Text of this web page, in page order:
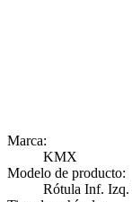
Marca:
KMX
Modelo de producto:
Rótula Inf. Izq.